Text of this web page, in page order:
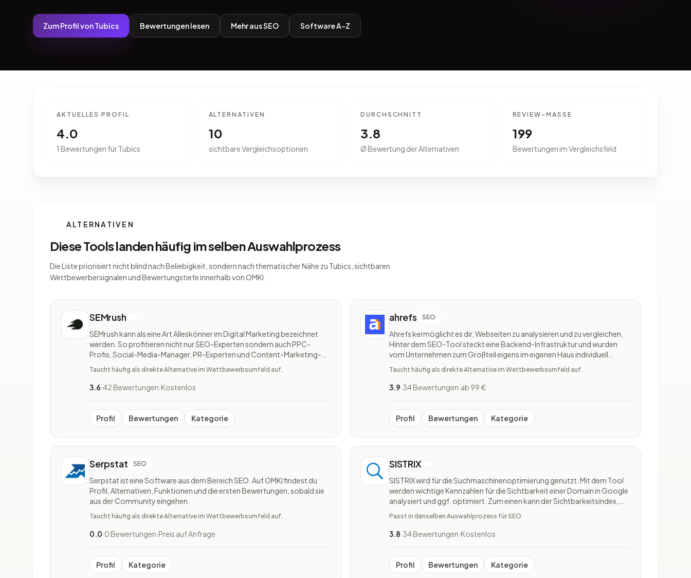
Zum Profil von Tubics Bewertungen lesen Mehr aus SEO Software A-Z
AKTUELLES PROFIL
4.0
1 Bewertungen für Tubics
ALTERNATIVEN
10
sichtbare Vergleichsoptionen
DURCHSCHNITT
3.8
Ø Bewertung der Alternativen
REVIEW-MASSE
199
Bewertungen im Vergleichsfeld
ALTERNATIVEN
Diese Tools landen häufig im selben Auswahlprozess
Die Liste priorisiert nicht blind nach Beliebigkeit, sondern nach thematischer Nähe zu Tubics, sichtbaren
Wettbewerbersignalen und Bewertungstiefe innerhalb von OMKI.
SEMrush
SEMrush kann als eine Art Alleskönner im Digital Marketing bezeichnet
werden. So profitieren nicht nur SEO-Experten sondern auch PPC-
Profis, Social-Media-Manager, PR-Experten und Content-Marketing-
Experten. In den letzten 12 Jahren hat sich SEMrush wahrlich zu einer All-
in-One-Marketing-Suite entwic
Taucht häufig als direkte Alternative im Wettbewerbsumfeld auf.
3.6·42 Bewertungen·Kostenlos
Profil Bewertungen Kategorie
ahrefs SEO
Ahrefs kermöglicht es dir, Webseiten zu analysieren und zu vergleichen.
Hinter dem SEO-Tool steckt eine Backend-Infrastruktur und wurden
vom Unternehmen zum Großteil eigens im eigenen Haus individuell
aufgebaut. Ahrefs beinhaltet Site Explorer, Keywords Explorer, Site
Audit, Rank Tracker, Content Ex
Taucht häufig als direkte Alternative im Wettbewerbsumfeld auf.
3.9·34 Bewertungen·ab 99 €
Profil Bewertungen Kategorie
Serpstat SEO
Serpstat ist eine Software aus dem Bereich SEO. Auf OMKI findest du
Profil, Alternativen, Funktionen und die ersten Bewertungen, sobald sie
aus der Community eingehen.
Taucht häufig als direkte Alternative im Wettbewerbsumfeld auf.
0.0·0 Bewertungen·Preis auf Anfrage
Profil Kategorie
SISTRIX
SISTRIX wird für die Suchmaschinenoptimierung genutzt. Mit dem Tool
werden wichtige Kennzahlen für die Sichtbarkeit einer Domain in Google
analysiert und ggf. optimiert. Zum einen kann der Sichtbarkeitsindex,
aber auch die Keywords verlässlich mithilfe von SISTRIX gemessen
werden. SISTRIX ermöglicht
Passt in denselben Auswahlprozess für SEO.
3.8·34 Bewertungen·Kostenlos
Profil Bewertungen Kategorie